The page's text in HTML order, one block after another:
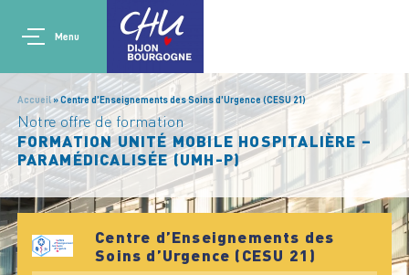
Aller au contenu principal
Main navigation
Menu
Accueil Centre d’Enseignements des Soins d’Urgence (CESU 21)
Notre offre de formation
FORMATION UNITÉ MOBILE HOSPITALIÈRE –
PARAMÉDICALISÉE (UMH-P)
Centre d’Enseignements des
Soins d’Urgence (CESU 21)
Panneau de gestion des cookies